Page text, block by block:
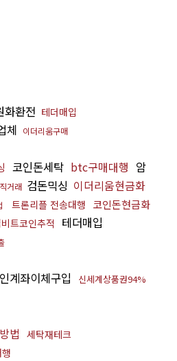
화환전 테더매입
체 이더리움구매
코인돈세탁 btc구매대행 암
거래 검돈믹싱 이더리움현금화
트론리플 전송대행 코인돈현금화
트코인추적 테더매입
계좌이체구입 신세계상품권94%
법 세탁재테크